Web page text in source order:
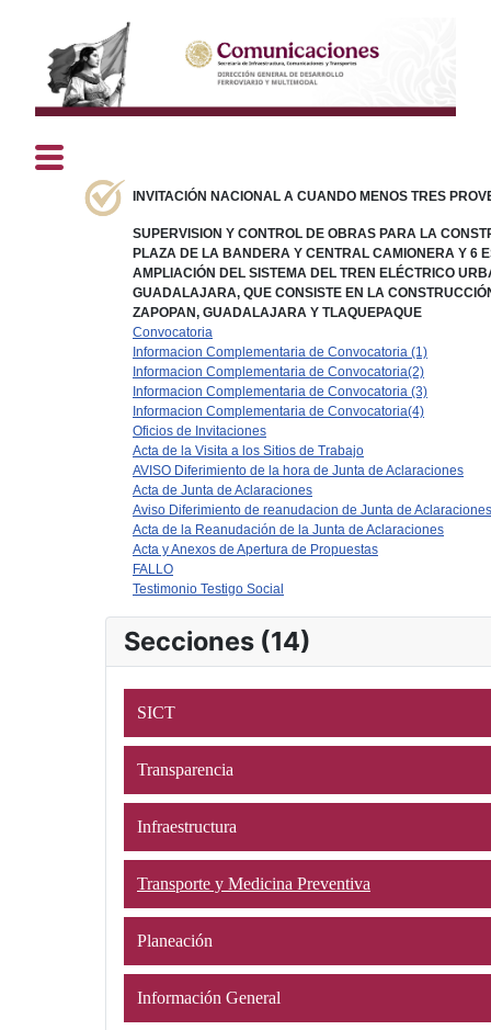
INVITACIÓN NACIONAL A CUANDO MENOS TRES
SUPERVISION Y CONTROL DE OBRAS PARA LA
PLAZA DE LA BANDERA Y CENTRAL CAMIONERA Y 6
AMPLIACIÓN DEL SISTEMA DEL TREN ELÉCTRICO
GUADALAJARA, QUE CONSISTE EN LA
ZAPOPAN, GUADALAJARA Y TLAQUEPAQUE
Convocatoria
Informacion Complementaria de Convocatoria (1)
Informacion Complementaria de Convocatoria(2)
Informacion Complementaria de Convocatoria (3)
Informacion Complementaria de Convocatoria(4)
Oficios de Invitaciones
Acta de la Visita a los Sitios de Trabajo
AVISO Diferimiento de la hora de Junta de Aclaraciones
Acta de Junta de Aclaraciones
Aviso Diferimiento de reanudacion de Junta de Aclaraciones
Acta de la Reanudación de la Junta de Aclaraciones
Acta y Anexos de Apertura de Propuestas
FALLO
Testimonio Testigo Social
Secciones (14)
SICT
Transparencia
Infraestructura
Transporte y Medicina Preventiva
Planeación
Información General